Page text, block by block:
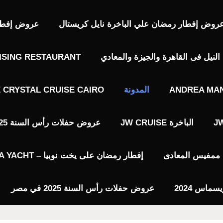
إفطار رمضان علي الباخرة نايل كريستال عروض
فى القاهرة والجيزة والمعادي RESTAURANT
ANDREA المدونة CRYSTAL CRUISE CAIRO
الباخرة JW CRUISE عروض حفلات رأس السنة 2025 فى القاهرة
ممفيس المعادى إفطار رمضان على يخت نوبيا – NUBIA YACHT
عروض حفلات رأس السنة 2025 في مصر